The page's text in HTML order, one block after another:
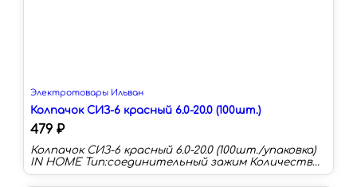
Электротовары Ильван
Колпачок СИЗ-6 красный 6.0-20.0 (100шт.)
479 ₽
Колпачок СИЗ-6 красный 6.0-20.0 (100шт./упаковка)
IN HOME Тип:соединительный зажим Количество
в упаковке:100 шт Материал корпуса:полиамид